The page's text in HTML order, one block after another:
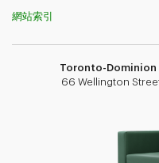
網站索引
Toronto-
66 Wellington